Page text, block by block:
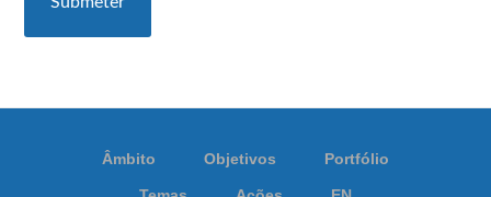
Âmbito Objetivos Portfólio